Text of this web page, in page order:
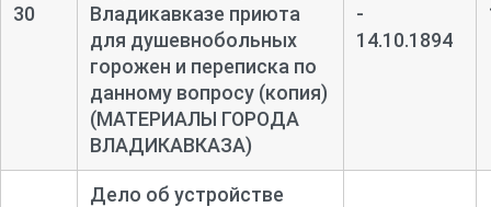
30
Владикавказе приюта
для душевнобольных
горожен и переписка по
данному вопросу (копия)
(МАТЕРИАЛЫ ГОРОДА
ВЛАДИКАВКАЗА)
-
14.10.1894
Дело об устройстве